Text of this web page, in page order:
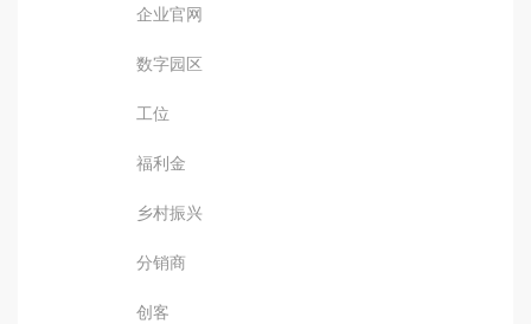
企业官网
数字园区
工位
福利金
乡村振兴
分销商
创客